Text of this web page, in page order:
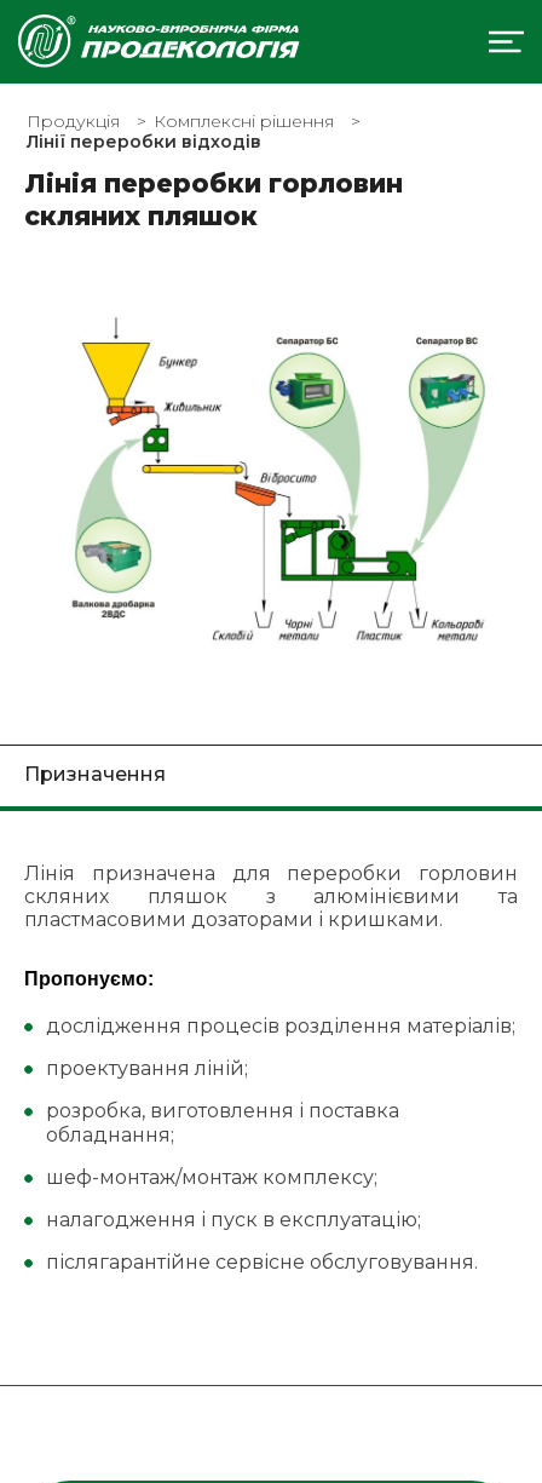
Продукція
Комплексні рішення
Лінії переробки відходів
Лінія переробки горловин
скляних пляшок
Призначення
Лінія призначена для переробки горловин
скляних пляшок з алюмінієвими та
пластмасовими дозаторами і кришками.
Пропонуємо:
дослідження процесів розділення матеріалів;
проектування ліній;
розробка, виготовлення і поставка
обладнання;
шеф-монтаж/монтаж комплексу;
налагодження і пуск в експлуатацію;
післягарантійне сервісне обслуговування.